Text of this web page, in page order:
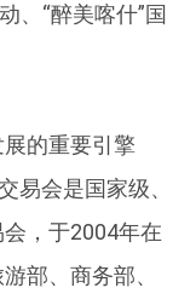
、“醉美喀什”国
的重要引擎
会是国家级、
，于2004年在
部、商务部、